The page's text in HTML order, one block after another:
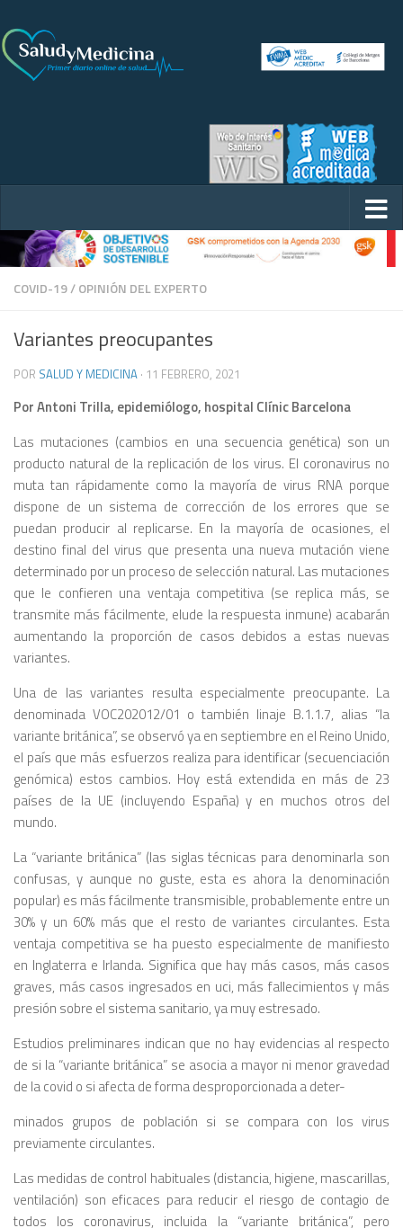
COVID-19/OPINIÓN DEL EXPERTO
Variantes preocupantes
POR SALUD Y MEDICINA · 11 FEBRERO, 2021
Por Antoni Trilla, epidemiólogo, hospital Clínic Barcelona
Las mutaciones (cambios en una secuencia genética) son un
producto natural de la replicación de los virus. El coronavirus no
muta tan rápidamente como la mayoría de virus RNA porque
dispone de un sistema de corrección de los errores que se
puedan producir al replicarse. En la mayoría de ocasiones, el
destino final del virus que presenta una nueva mutación viene
determinado por un proceso de selección natural. Las mutaciones
que le confieren una ventaja competitiva (se replica más, se
transmite más fácilmente, elude la respuesta inmune) acabarán
aumentando la proporción de casos debidos a estas nuevas
variantes.
Una de las variantes resulta especialmente preocupante. La
denominada VOC202012/01 o también linaje B.1.1.7, alias “la
variante británica”, se observó ya en septiembre en el Reino Unido,
el país que más esfuerzos realiza para identificar (secuenciación
genómica) estos cambios. Hoy está extendida en más de 23
países de la UE (incluyendo España) y en muchos otros del
mundo.
La “variante británica” (las siglas técnicas para denominarla son
confusas, y aunque no guste, esta es ahora la denominación
popular) es más fácilmente transmisible, probablemente entre un
30% y un 60% más que el resto de variantes circulantes. Esta
ventaja competitiva se ha puesto especialmente de manifiesto
en Inglaterra e Irlanda. Significa que hay más casos, más casos
graves, más casos ingresados en uci, más fallecimientos y más
presión sobre el sistema sanitario, ya muy estresado.
Estudios preliminares indican que no hay evidencias al respecto
de si la “variante británica” se asocia a mayor ni menor gravedad
de la covid o si afecta de forma desproporcionada a deter-
minados grupos de población si se compara con los virus
previamente circulantes.
Las medidas de control habituales (distancia, higiene, mascarillas,
ventilación) son eficaces para reducir el riesgo de contagio de
todos los coronavirus, incluida la “variante británica”, pero